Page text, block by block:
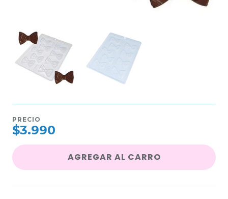
PRECIO
$3.990
AGREGAR AL CARRO